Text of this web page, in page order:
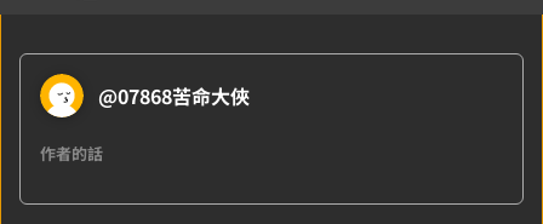
@07868苦命大俠
作者的話